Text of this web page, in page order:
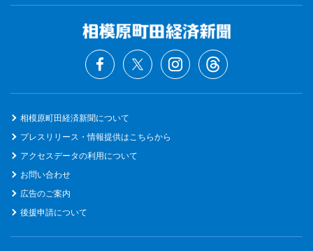
相模原町田経済新聞について
プレスリリース・情報提供はこちらから
アクセスデータの利用について
お問い合わせ
広告のご案内
後援申請について